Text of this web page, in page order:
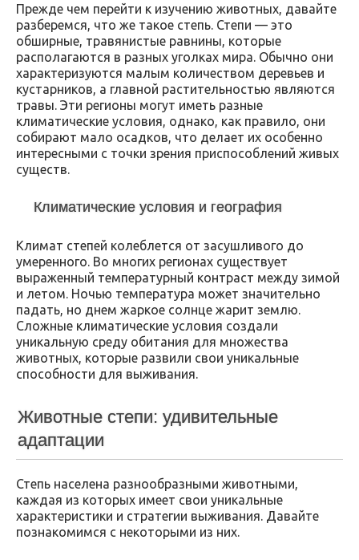
Прежде чем перейти к изучению животных, давайте
разберемся, что же такое степь. Степи — это
обширные, травянистые равнины, которые
располагаются в разных уголках мира. Обычно они
характеризуются малым количеством деревьев и
кустарников, а главной растительностью являются
травы. Эти регионы могут иметь разные
климатические условия, однако, как правило, они
собирают мало осадков, что делает их особенно
интересными с точки зрения приспособлений живых
существ.
Климатические условия и география
Климат степей колеблется от засушливого до
умеренного. Во многих регионах существует
выраженный температурный контраст между зимой
и летом. Ночью температура может значительно
падать, но днем жаркое солнце жарит землю.
Сложные климатические условия создали
уникальную среду обитания для множества
животных, которые развили свои уникальные
способности для выживания.
Животные степи: удивительные
адаптации
Степь населена разнообразными животными,
каждая из которых имеет свои уникальные
характеристики и стратегии выживания. Давайте
познакомимся с некоторыми из них.